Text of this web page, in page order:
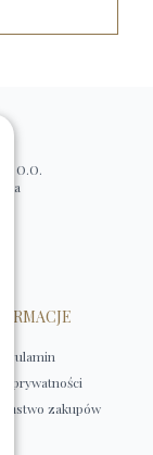
Z O.O.
Regulamin
prywatności
zakupów